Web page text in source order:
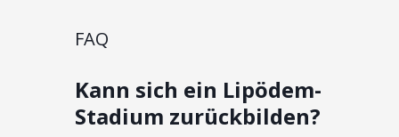
FAQ
Kann sich ein Lipödem-
Stadium zurückbilden?